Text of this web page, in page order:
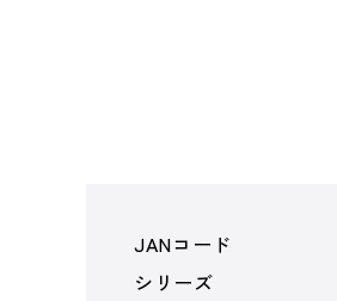
JANコード
シリーズ